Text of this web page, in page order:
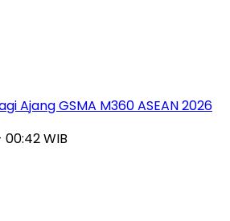
Ajang GSMA M360 ASEAN 2026
WIB